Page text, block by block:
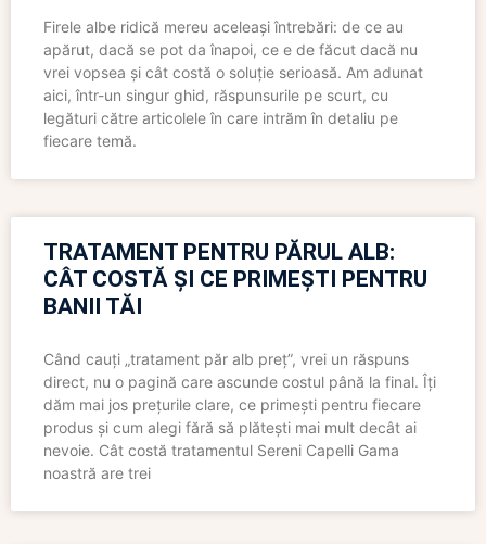
Firele albe ridică mereu aceleași întrebări: de ce au
apărut, dacă se pot da înapoi, ce e de făcut dacă nu
vrei vopsea și cât costă o soluție serioasă. Am adunat
aici, într-un singur ghid, răspunsurile pe scurt, cu
legături către articolele în care intrăm în detaliu pe
fiecare temă.
TRATAMENT PENTRU PĂRUL ALB:
CÂT COSTĂ ȘI CE PRIMEȘTI PENTRU
BANII TĂI
Când cauți „tratament păr alb preț”, vrei un răspuns
direct, nu o pagină care ascunde costul până la final. Îți
dăm mai jos prețurile clare, ce primești pentru fiecare
produs și cum alegi fără să plătești mai mult decât ai
nevoie. Cât costă tratamentul Sereni Capelli Gama
noastră are trei